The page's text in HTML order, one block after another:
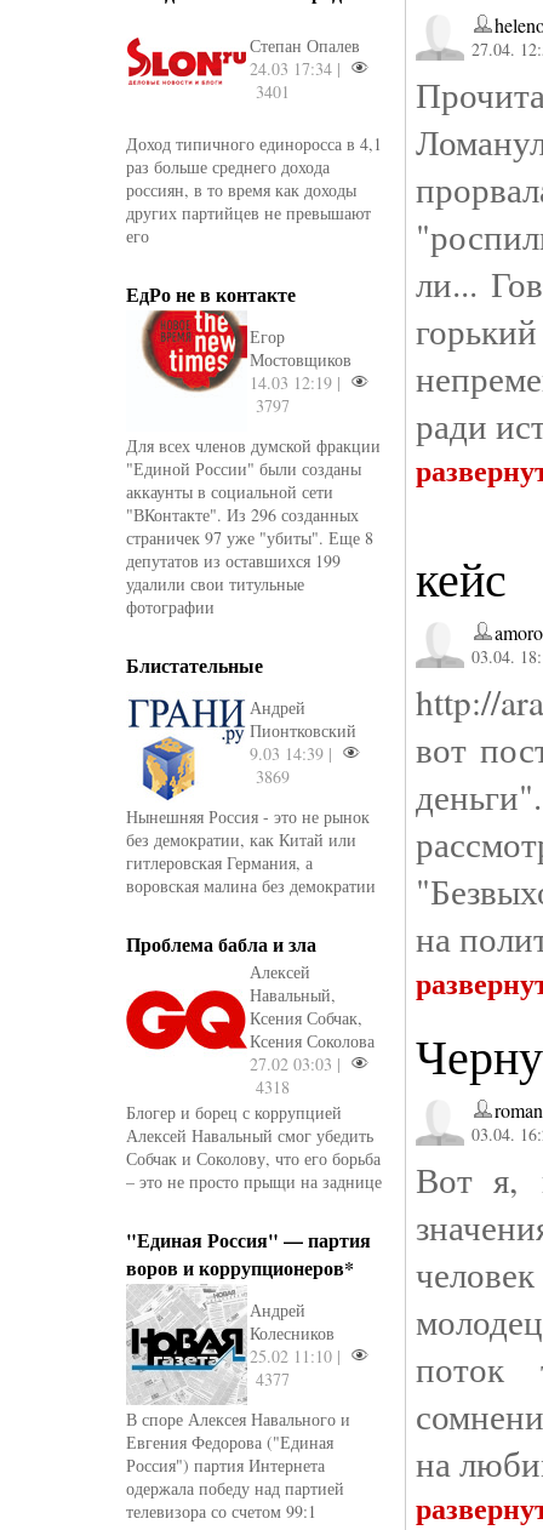
Степан Опалев
24.03 17:34 |
3401
Доход типичного единоросса в 4,1
раз больше среднего дохода
россиян, в то время как доходы
других партийцев не превышают
его
ЕдРо не в контакте
Егор
Мостовщиков
14.03 12:19 |
3797
Для всех членов думской фракции
"Единой России" были созданы
аккаунты в социальной сети
"ВКонтакте". Из 296 созданных
страничек 97 уже "убиты". Еще 8
депутатов из оставшихся 199
удалили свои титульные
фотографии
Блистательные
Андрей
Пионтковский
9.03 14:39 |
3869
Нынешняя Россия - это не рынок
без демократии, как Китай или
гитлеровская Германия, а
воровская малина без демократии
Проблема бабла и зла
Алексей
Навальный,
Ксения Собчак,
Ксения Соколова
27.02 03:03 |
4318
Блогер и борец с коррупцией
Алексей Навальный смог убедить
Собчак и Соколову, что его борьба
– это не просто прыщи на заднице
"Единая Россия" — партия
воров и коррупционеров*
Андрей
Колесников
25.02 11:10 |
4377
В споре Алексея Навального и
Евгения Федорова ("Единая
Россия") партия Интернета
одержала победу над партией
телевизора со счетом 99:1
27.04.
ли...
ради
кейс
03.04.
http://
вот
на
03.04.
Вот я,
на